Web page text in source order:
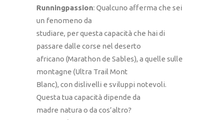
Runningpassion: Qualcuno afferma che sei
un fenomeno da
studiare, per questa capacità che hai di
passare dalle corse nel deserto
africano (Marathon de Sables), a quelle sulle
montagne (Ultra Trail Mont
Blanc), con dislivelli e sviluppi notevoli.
Questa tua capacità dipende da
madre natura o da cos’altro?